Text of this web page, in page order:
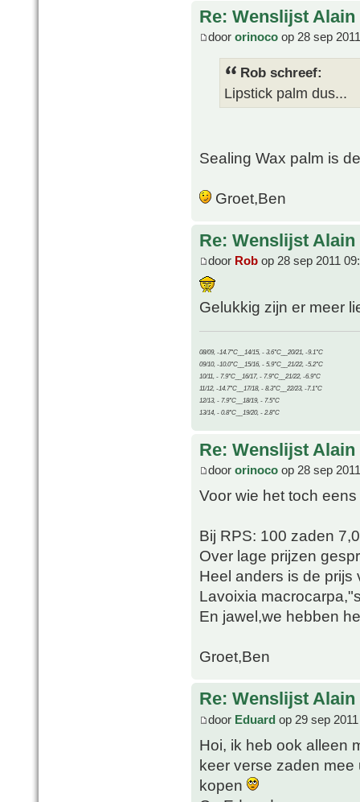
Re: Wenslijst Alain
door orinoco op 28 sep
Rob schreef:
Lipstick palm dus...
Sealing Wax palm is
Groet,Ben
Re: Wenslijst Alain
door Rob op 28 sep 2011
Gelukkig zijn er meer
08/09, -14.7°C__14/15, - 3.6°C__20/21, -9.1°C
09/10, -10.0°C__15/16, - 5.9°C__21/22, -5.2°C
10/11, - 7.9°C__16/17, - 7.9°C__21/22, -6.9°C
11/12, -14.7°C__17/18, - 8.3°C__22/23, -7.1°C
12/13, - 7.9°C__18/19, - 7.5°C
13/14, - 0.8°C__19/20, - 2.8°C
Re: Wenslijst Alain
door orinoco op 28 sep
Voor wie het toch
Bij RPS: 100 zaden
Over lage prijzen
Heel anders is de
Lavoixia
En jawel,we hebben
Groet,Ben
Re: Wenslijst Alain
door Eduard op 29 sep
Hoi, ik heb ook alleen
keer verse zaden mee
kopen